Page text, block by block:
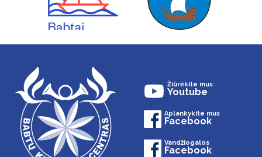
Žiūrėkite mus
Youtube
Aplankykite mus
Facebook
Vandžiogalos
Facebook